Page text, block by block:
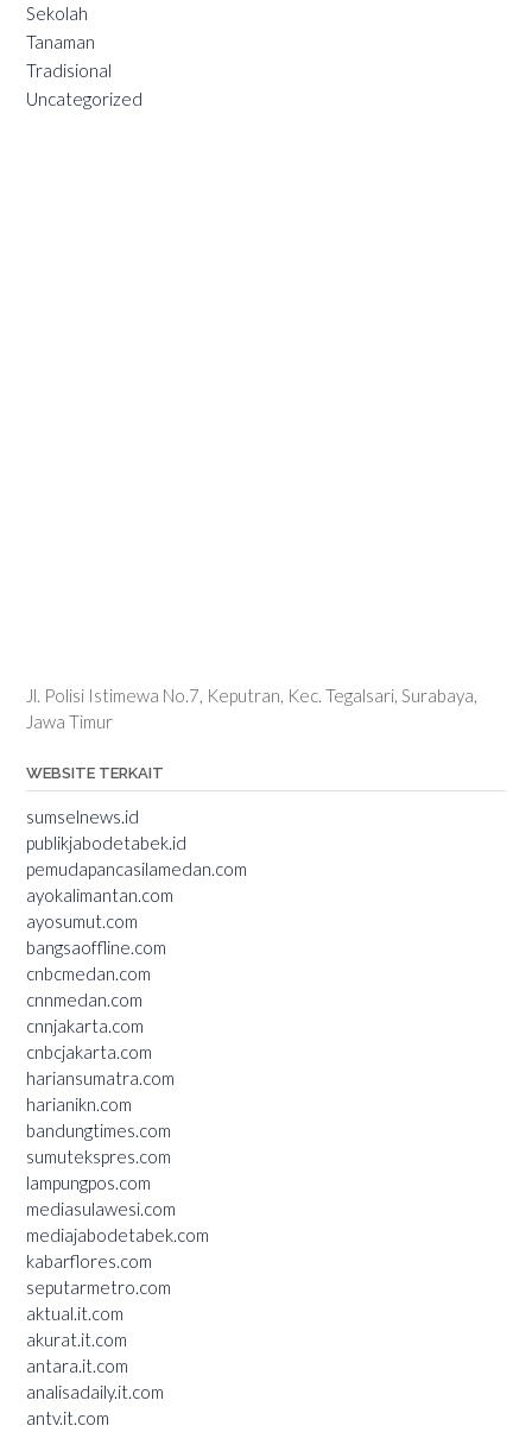
Sekolah
Tanaman
Tradisional
Uncategorized
Jl. Polisi Istimewa No.7, Keputran, Kec. Tegalsari, Surabaya,
Jawa Timur
WEBSITE TERKAIT
sumselnews.id
publikjabodetabek.id
pemudapancasilamedan.com
ayokalimantan.com
ayosumut.com
bangsaoffline.com
cnbcmedan.com
cnnmedan.com
cnnjakarta.com
cnbcjakarta.com
hariansumatra.com
harianikn.com
bandungtimes.com
sumutekspres.com
lampungpos.com
mediasulawesi.com
mediajabodetabek.com
kabarflores.com
seputarmetro.com
aktual.it.com
akurat.it.com
antara.it.com
analisadaily.it.com
antv.it.com